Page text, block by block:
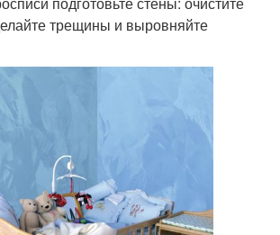
трещины и выровняйте